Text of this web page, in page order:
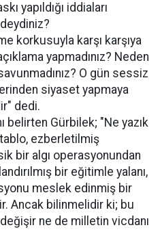
yapıldığı iddiaları
korkusuyla karşı karşıya
yapmadınız? Neden
O gün sessiz
siyaset yapmaya
dedi.
belirten Gürbilek; "Ne yazık
tablo, ezberletilmiş
bir algı operasyonundan
bir eğitimle yalanı,
meslek edinmiş bir
Ancak bilinmelidir ki; bu
ne de milletin vicdanı